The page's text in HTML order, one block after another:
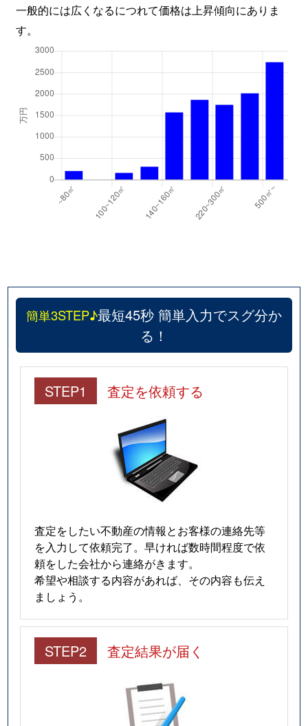
一般的には広くなるにつれて価格は上昇傾向にありま
す。
簡単3STEP♪最短45秒 簡単入力でスグ分か
る！
STEP1 査定を依頼する
査定をしたい不動産の情報とお客様の連絡先等
を入力して依頼完了。早ければ数時間程度で依
頼をした会社から連絡がきます。
希望や相談する内容があれば、その内容も伝え
ましょう。
STEP2 査定結果が届く